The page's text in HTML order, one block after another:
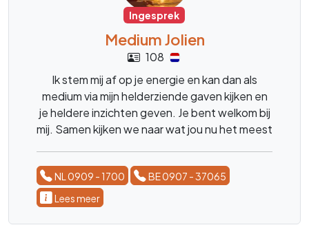
Ingesprek
Medium Jolien
108
Ik stem mij af op je energie en kan dan als
medium via mijn helderziende gaven kijken en
je heldere inzichten geven. Je bent welkom bij
mij. Samen kijken we naar wat jou nu het meest
NL 0909 - 1700
BE 0907 - 37065
Lees meer